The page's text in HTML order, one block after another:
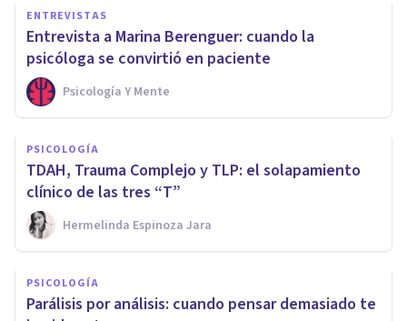
ENTREVISTAS
Entrevista a Marina Berenguer: cuando la
psicóloga se convirtió en paciente
Psicología Y Mente
PSICOLOGÍA
TDAH, Trauma Complejo y TLP: el solapamiento
clínico de las tres “T”
Hermelinda Espinoza Jara
PSICOLOGÍA
Parálisis por análisis: cuando pensar demasiado te